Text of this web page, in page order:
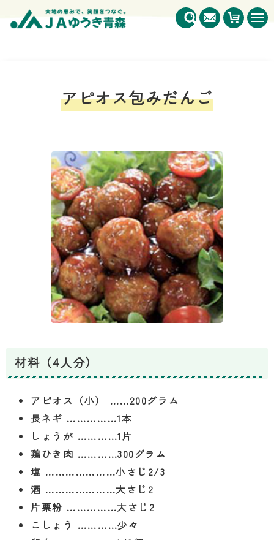
アピオス包みだんご
材料（4人分）
アピオス（小） ……200グラム
長ネギ ……………1本
しょうが …………1片
鶏ひき肉 …………300グラム
塩 …………………小さじ2/3
酒 …………………大さじ2
片栗粉 ……………大さじ2
こしょう …………少々